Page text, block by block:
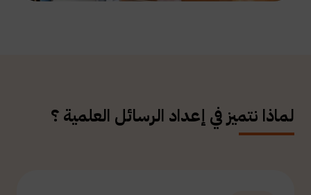
لماذا نتميز في إعداد الرسائل العلمية ؟